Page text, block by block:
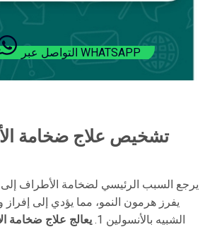
التواصل عبر WHATSAPP
تشخيص علاج ضخامة
يرجع السبب الرئيسي لضخامة الأطراف
يفرز هرمون النمو، مما يؤدي إلى إفراز
الشبيه بالأنسولين 1.
يعالج علاج ضخامة